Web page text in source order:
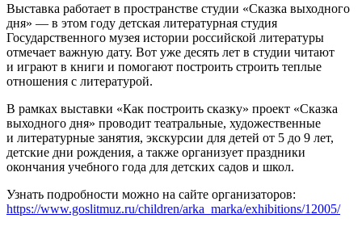
Выставка работает в пространстве студии «Сказка выходного
дня» — в этом году детская литературная студия
Государственного музея истории российской литературы
отмечает важную дату. Вот уже десять лет в студии читают
и играют в книги и помогают построить строить теплые
отношения с литературой.
В рамках выставки «Как построить сказку» проект «Сказка
выходного дня» проводит театральные, художественные
и литературные занятия, экскурсии для детей от 5 до 9 лет,
детские дни рождения, а также организует праздники
окончания учебного года для детских садов и школ.
Узнать подробности можно на сайте организаторов:
https://www.goslitmuz.ru/children/arka_marka/exhibitions/12005/